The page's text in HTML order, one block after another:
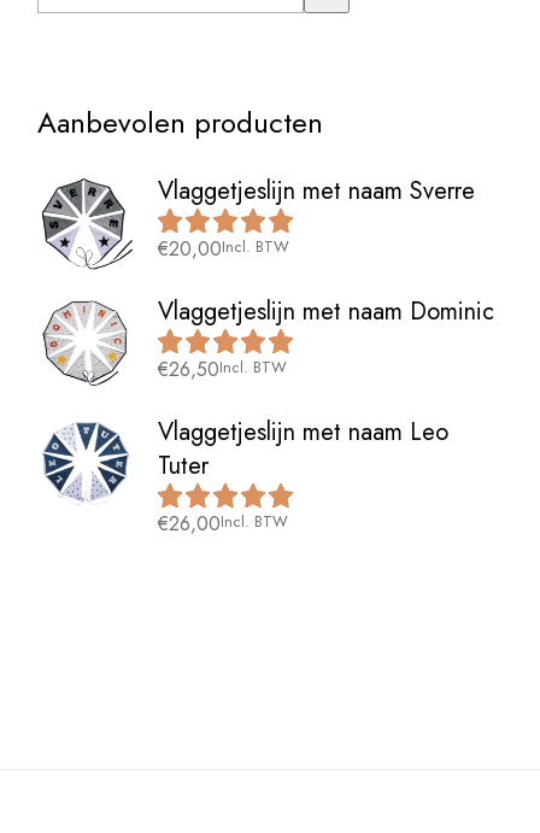
Aanbevolen producten
Vlaggetjeslijn met naam Sverre
€20,00Incl. BTW
Vlaggetjeslijn met naam Dominic
€26,50Incl. BTW
Vlaggetjeslijn met naam Leo
Tuter
€26,00Incl. BTW